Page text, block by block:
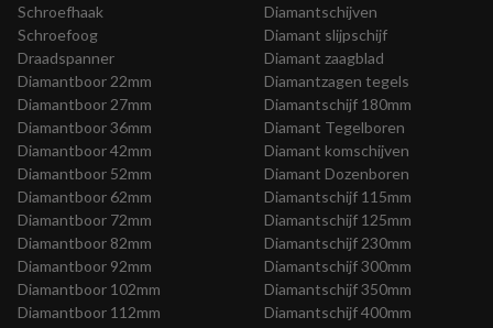
Schroefhaak
Schroefoog
Draadspanner
Diamantschijven
Diamant slijpschijf
Diamant zaagblad
Diamantboor 22mm
Diamantboor 27mm
Diamantboor 36mm
Diamantboor 42mm
Diamantboor 52mm
Diamantboor 62mm
Diamantboor 72mm
Diamantboor 82mm
Diamantboor 92mm
Diamantboor 102mm
Diamantboor 112mm
Diamantzagen tegels
Diamantschijf 180mm
Diamant Tegelboren
Diamant komschijven
Diamant Dozenboren
Diamantschijf 115mm
Diamantschijf 125mm
Diamantschijf 230mm
Diamantschijf 300mm
Diamantschijf 350mm
Diamantschijf 400mm